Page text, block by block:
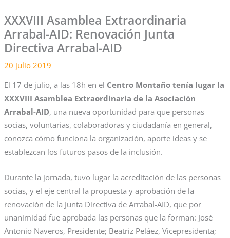
XXXVIII Asamblea Extraordinaria
Arrabal-AID: Renovación Junta
Directiva Arrabal-AID
20 julio 2019
El 17 de julio, a las 18h en el Centro Montaño tenía lugar la
XXXVIII Asamblea Extraordinaria de la Asociación
Arrabal-AID, una nueva oportunidad para que personas
socias, voluntarias, colaboradoras y ciudadanía en general,
conozca cómo funciona la organización, aporte ideas y se
establezcan los futuros pasos de la inclusión.
Durante la jornada, tuvo lugar la acreditación de las personas
socias, y el eje central la propuesta y aprobación de la
renovación de la Junta Directiva de Arrabal-AID, que por
unanimidad fue aprobada las personas que la forman: José
Antonio Naveros, Presidente; Beatriz Peláez, Vicepresidenta;